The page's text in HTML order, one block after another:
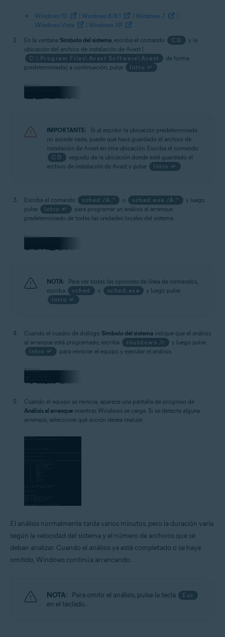
Windows 10 Windows 8/8.1 Windows 7
Windows Vista
Windows XP
En la ventana Símbolo del sistema, escriba el comando CD
y la
ubicación del archivo de instalación de Avast (
C:\Program Files\Avast Software\Avast
de forma
predeterminada); a continuación, pulse
Intro ↵ .
IMPORTANTE:
Si al escribir la ubicación predeterminada
no sucede nada, puede que haya guardado el archivo de
instalación de Avast en otra ubicación. Escriba el comando
CD
seguido de la ubicación donde esté guardado el
archivo de instalación de Avast y pulse
Intro ↵ .
Escriba el comando sched /A:* o sched.exe /A:*
y luego
pulse
Intro ↵
para programar un análisis al arranque
predeterminado de todas las unidades locales del sistema.
NOTA:
Para ver todas las opciones de línea de comandos,
escriba
sched o sched.exe
y luego pulse
Intro ↵
Cuando el cuadro de diálogo Símbolo del sistema indique que el análisis
al arranque está programado, escriba
shutdown /r
y luego pulse
Intro ↵
para reiniciar el equipo y ejecutar el análisis.
Cuando el equipo se reinicia, aparece una pantalla de progreso de
Análisis al arranque mientras Windows se carga. Si se detecta alguna
amenaza, seleccione qué acción desea realizar.
El análisis normalmente tarda varios minutos, pero la duración varía
según la velocidad del sistema y el número de archivos que se
deban analizar. Cuando el análisis ya esté completado o se haya
omitido, Windows continúa arrancando.
NOTA: Para omitir el análisis, pulse la tecla Esc
en el teclado.